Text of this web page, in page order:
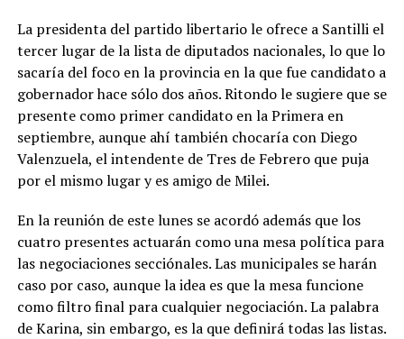
La presidenta del partido libertario le ofrece a Santilli el
tercer lugar de la lista de diputados nacionales, lo que lo
sacaría del foco en la provincia en la que fue candidato a
gobernador hace sólo dos años. Ritondo le sugiere que se
presente como primer candidato en la Primera en
septiembre, aunque ahí también chocaría con Diego
Valenzuela, el intendente de Tres de Febrero que puja
por el mismo lugar y es amigo de Milei.
En la reunión de este lunes se acordó además que los
cuatro presentes actuarán como una mesa política para
las negociaciones secciónales. Las municipales se harán
caso por caso, aunque la idea es que la mesa funcione
como filtro final para cualquier negociación. La palabra
de Karina, sin embargo, es la que definirá todas las listas.